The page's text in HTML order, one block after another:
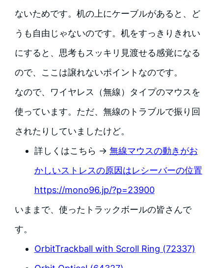
ないためです。机の上にケーブルがあると、ど
うも自由じゃないのです。机をすっきりきれい
にすると、思考もスッキリ見渡せる感覚になる
ので、ここは譲れないポイントなのです。
なので、ワイヤレス（無線）タイプのマウスを
使っています。ただ、無線のトラブルで振り回
されたりしていましたけど。
詳しくはこちら → 無線マウスの動きがお
かしいストレスの原因はレシーバーの位置
https://mono96.jp/?p=23900
いままで、使ったトラックボールの皆さんで
す。
OrbitTrackball with Scroll Ring (72337)